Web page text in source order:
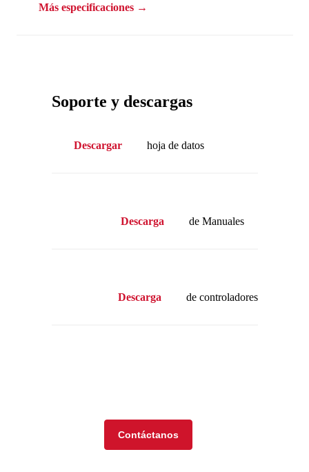
Más especificaciones →
Soporte y descargas
Descargar hoja de datos
Descarga de Manuales
Descarga de controladores
Contáctanos